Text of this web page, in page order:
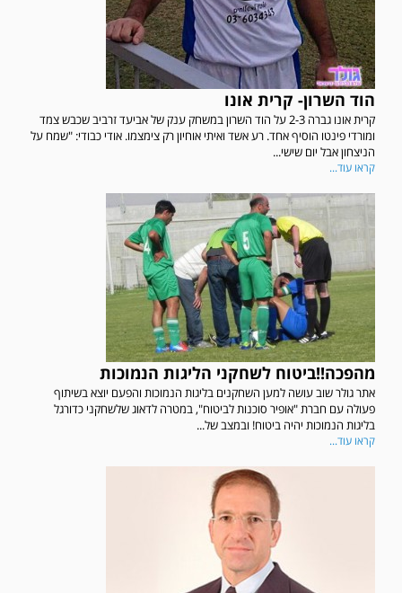
הוד השרון- קרית אונו
קרית אונו גברה 2-3 על הוד השרון במשחק ענק של אביעד זרביב שכבש צמד
ומורדי פינטו הוסיף אחד. רע אשד ואיתי אוחיון רק צימצמו. אודי כבודי: "שמח על
הניצחון אבל יום שישי...
קראו עוד...
מהפכה!!ביטוח לשחקני הליגות הנמוכות
אתר גולר שוב עושה למען השחקנים בליגות הנמוכות והפעם יוצא בשיתוף
פעולה עם חברת "אופיר סוכנות לביטוח", במטרה לדאוג שלשחקני כדורגל
בליגות הנמוכות יהיה ביטוח! ובמצב של...
קראו עוד...